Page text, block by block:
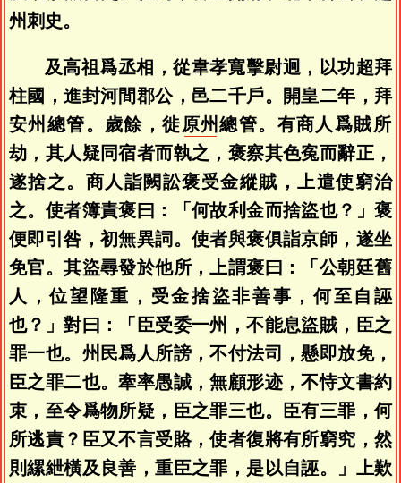
州刺史。
及高祖爲丞相，從韋孝寬擊尉迥，以功超拜
柱國，進封河間郡公，邑二千戶。開皇二年，拜
安州總管。歲餘，徙原州總管。有商人爲賊所
劫，其人疑同宿者而執之，褒察其色寃而辭正，
遂捨之。商人詣闕訟褒受金縱賊，上遣使窮治
之。使者簿責褒曰：「何故利金而捨盜也？」褒
便即引咎，初無異詞。使者與褒俱詣京師，遂坐
免官。其盜尋發於他所，上謂褒曰：「公朝廷舊
人，位望隆重，受金捨盜非善事，何至自誣
也？」對曰：「臣受委一州，不能息盜賊，臣之
罪一也。州民爲人所謗，不付法司，懸即放免，
臣之罪二也。牽率愚誠，無顧形迹，不恃文書約
束，至令爲物所疑，臣之罪三也。臣有三罪，何
所逃責？臣又不言受賂，使者復將有所窮究，然
則縲紲橫及良善，重臣之罪，是以自誣。」上歎